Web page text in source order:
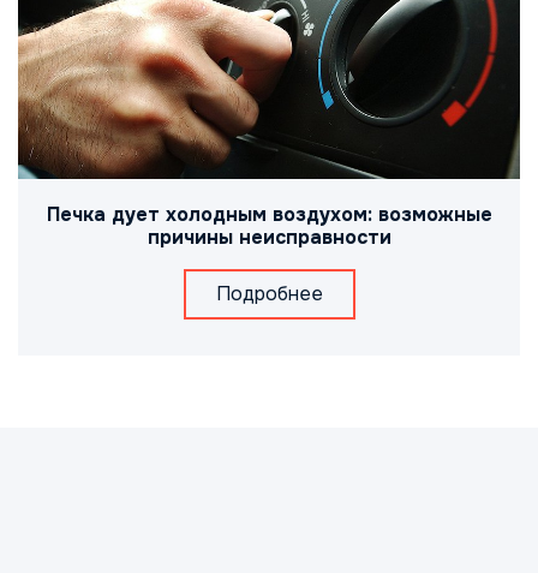
Печка дует холодным воздухом: возможные
причины неисправности
Подробнее